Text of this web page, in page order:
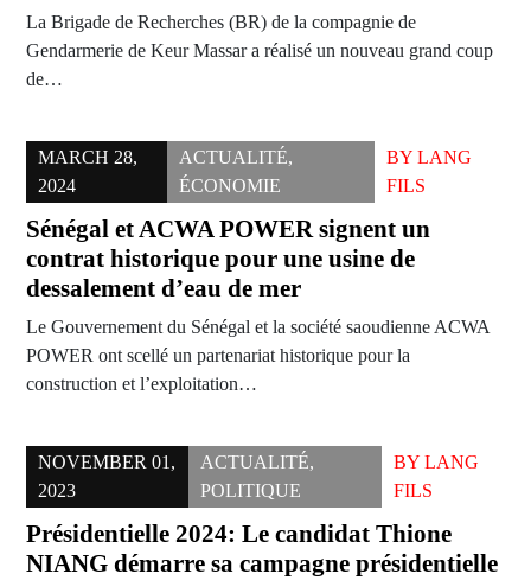
La Brigade de Recherches (BR) de la compagnie de
Gendarmerie de Keur Massar a réalisé un nouveau grand coup
de…
MARCH 28,
2024
ACTUALITÉ,
ÉCONOMIE
BY LANG
FILS
Sénégal et ACWA POWER signent un
contrat historique pour une usine de
dessalement d’eau de mer
Le Gouvernement du Sénégal et la société saoudienne ACWA
POWER ont scellé un partenariat historique pour la
construction et l’exploitation…
NOVEMBER 01,
2023
ACTUALITÉ,
POLITIQUE
BY LANG
FILS
Présidentielle 2024: Le candidat Thione
NIANG démarre sa campagne présidentielle